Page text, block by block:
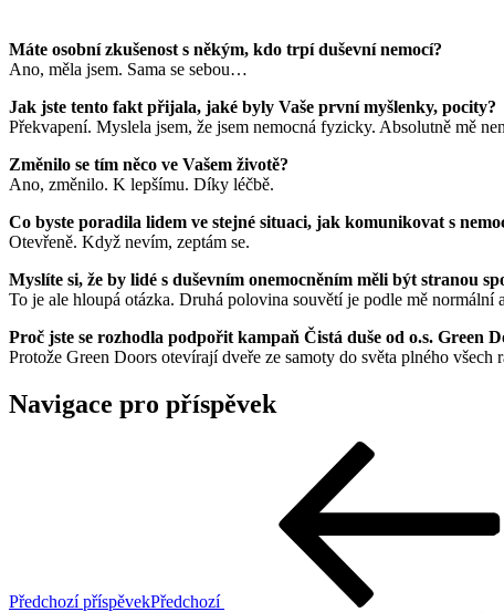
Máte osobní zkušenost s někým, kdo trpí duševní nemocí?
Ano, měla jsem. Sama se sebou…
Jak jste tento fakt přijala, jaké byly Vaše první myšlenky, pocity?
Překvapení. Myslela jsem, že jsem nemocná fyzicky. Absolutně mě
Změnilo se tím něco ve Vašem životě?
Ano, změnilo. K lepšímu. Díky léčbě.
Co byste poradila lidem ve stejné situaci, jak komunikovat s
Otevřeně. Když nevím, zeptám se.
Myslíte si, že by lidé s duševním onemocněním měli být stranou
To je ale hloupá otázka. Druhá polovina souvětí je podle mě normální
Proč jste se rozhodla podpořit kampaň Čistá duše od o.s. Green
Protože Green Doors otevírají dveře ze samoty do světa plného
Navigace pro příspěvek
Předchozí příspěvekPředchozí